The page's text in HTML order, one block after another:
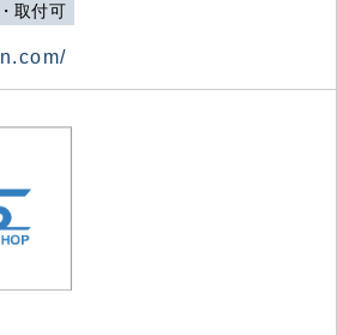
取付可